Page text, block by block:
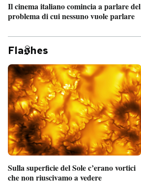
Il cinema italiano comincia a parlare del
problema di cui nessuno vuole parlare
Fla hes
Sulla superficie del Sole c’erano vortici
che non riuscivamo a vedere